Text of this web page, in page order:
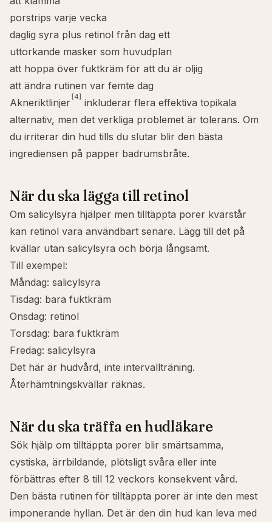
porstrips varje vecka
daglig syra plus retinol från dag ett
uttorkande masker som huvudplan
att hoppa över fuktkräm för att du är oljig
att ändra rutinen var femte dag
Akneriktlinjer [4] inkluderar flera effektiva topikala
alternativ, men det verkliga problemet är tolerans. Om
du irriterar din hud tills du slutar blir den bästa
ingrediensen på papper badrumsbråte.
När du ska lägga till retinol
Om salicylsyra hjälper men tilltäppta porer kvarstår
kan retinol vara användbart senare. Lägg till det på
kvällar utan salicylsyra och börja långsamt.
Till exempel:
Måndag: salicylsyra
Tisdag: bara fuktkräm
Onsdag: retinol
Torsdag: bara fuktkräm
Fredag: salicylsyra
Det här är hudvård, inte intervallträning.
Återhämtningskvällar räknas.
När du ska träffa en hudläkare
Sök hjälp om tilltäppta porer blir smärtsamma,
cystiska, ärrbildande, plötsligt svåra eller inte
förbättras efter 8 till 12 veckors konsekvent vård.
Den bästa rutinen för tilltäppta porer är inte den mest
imponerande hyllan. Det är den din hud kan leva med